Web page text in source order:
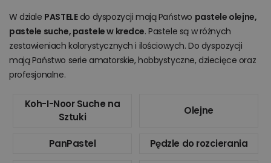
W dziale PASTELEdo dyspozycji mają Państwo pastele olejne,
pastele suche, pastele w kredce. Pastele są w różnych
zestawieniach kolorystycznych i ilościowych. Do dyspozycji
mają Państwo serie amatorskie, hobbystyczne, dziecięce oraz
profesjonalne.
Koh-I-Noor Suche na
Sztuki
Olejne
PanPastel Pędzle do rozcierania